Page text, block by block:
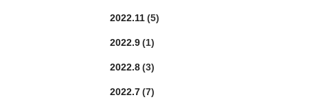
2022.11(5)
2022.9(1)
2022.8(3)
2022.7(7)